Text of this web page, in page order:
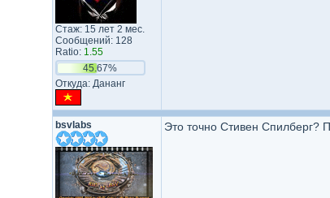
Стаж: 15 лет 2 мес.
Сообщений: 128
Ratio: 1.55
45.67%
Откуда: Дананг
bsvlabs Это точно Стивен Спилберг?